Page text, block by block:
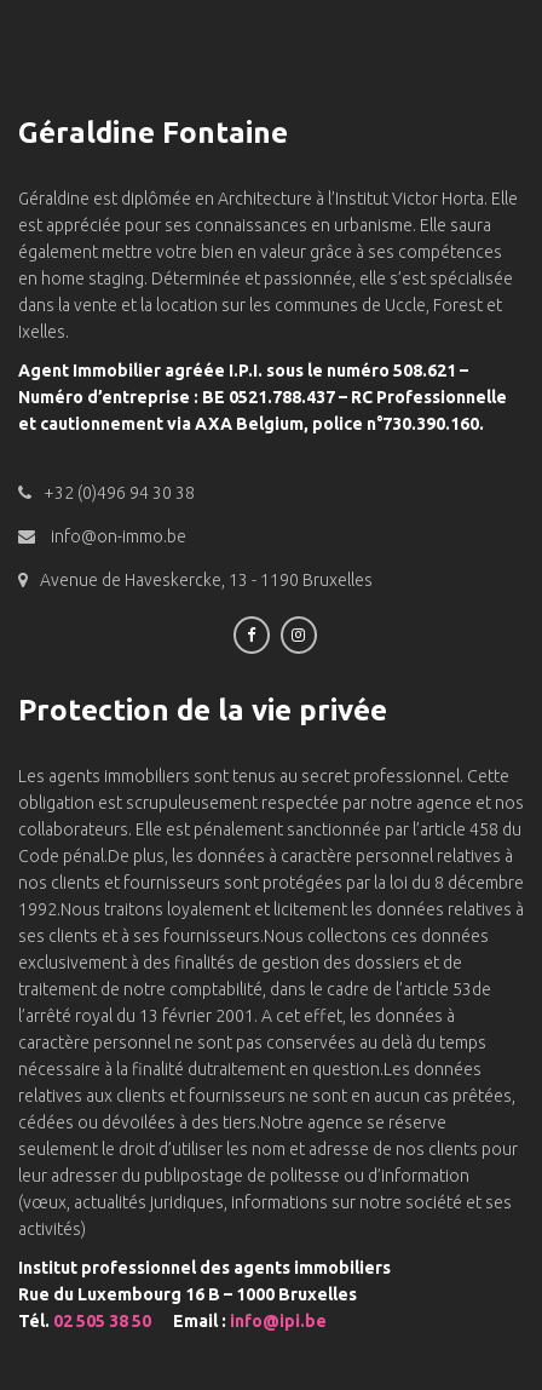
Géraldine Fontaine
Géraldine est diplômée en Architecture à l’Institut Victor Horta. Elle
est appréciée pour ses connaissances en urbanisme. Elle saura
également mettre votre bien en valeur grâce à ses compétences
en home staging. Déterminée et passionnée, elle s’est spécialisée
dans la vente et la location sur les communes de Uccle, Forest et
Ixelles.
Agent Immobilier agréée I.P.I. sous le numéro 508.621 –
Numéro d’entreprise : BE 0521.788.437 – RC Professionnelle
et cautionnement via AXA Belgium, police n°730.390.160.
+32 (0)496 94 30 38
info@on-immo.be
Avenue de Haveskercke, 13 - 1190 Bruxelles
Protection de la vie privée
Les agents immobiliers sont tenus au secret professionnel. Cette
obligation est scrupuleusement respectée par notre agence et nos
collaborateurs. Elle est pénalement sanctionnée par l’article 458 du
Code pénal.De plus, les données à caractère personnel relatives à
nos clients et fournisseurs sont protégées par la loi du 8 décembre
1992.Nous traitons loyalement et licitement les données relatives à
ses clients et à ses fournisseurs.Nous collectons ces données
exclusivement à des finalités de gestion des dossiers et de
traitement de notre comptabilité, dans le cadre de l’article 53de
l’arrêté royal du 13 février 2001. A cet effet, les données à
caractère personnel ne sont pas conservées au delà du temps
nécessaire à la finalité dutraitement en question.Les données
relatives aux clients et fournisseurs ne sont en aucun cas prêtées,
cédées ou dévoilées à des tiers.Notre agence se réserve
seulement le droit d’utiliser les nom et adresse de nos clients pour
leur adresser du publipostage de politesse ou d’information
(vœux, actualités juridiques, informations sur notre société et ses
activités)
Institut professionnel des agents immobiliers
Rue du Luxembourg 16 B – 1000 Bruxelles
Tél. 02 505 38 50 Email : info@ipi.be